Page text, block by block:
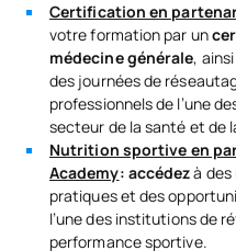
Certification en
votre formation par un
médecine générale,
des journées de
professionnels de l’une
secteur de la santé et de
Nutrition sportive en
Academy: accédezà
pratiques et des
l’une des institutions de
performance sportive.